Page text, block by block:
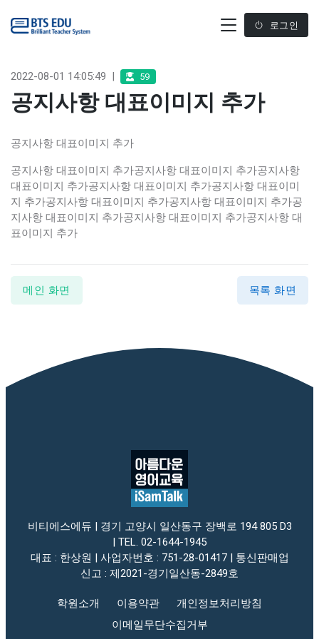
로그인
2022-08-01 14:05:49 | 59
공지사항 대표이미지 추가
공지사항 대표이미지 추가
공지사항 대표이미지 추가공지사항 대표이미지 추가공지사항
대표이미지 추가공지사항 대표이미지 추가공지사항 대표이미
지 추가공지사항 대표이미지 추가공지사항 대표이미지 추가공
지사항 대표이미지 추가공지사항 대표이미지 추가공지사항 대
표이미지 추가
메인 화면 목록 화면
비티에스에듀 | 경기 고양시 일산동구 장백로 194 805 D3
| TEL. 02-1644-1945
대표 : 한상원 | 사업자번호 : 751-28-01417 | 통신판매업
신고 : 제2021-경기일산동-2849호
학원소개 이용약관
개인정보처리방침
이메일무단수집거부